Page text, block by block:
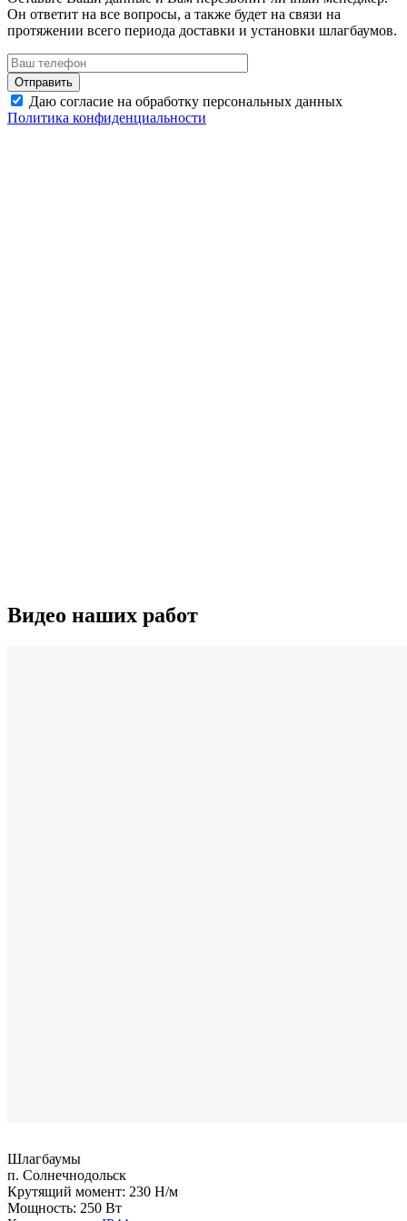
Он ответит на все вопросы, а также будет на связи на
протяжении всего периода доставки и установки шлагбаумов.
Даю согласие на обработку персональных данных
Политика конфиденциальности
Видео наших работ
Шлагбаумы
п. Солнечнодольск
Крутящий момент: 230 Н/м
Мощность: 250 Вт